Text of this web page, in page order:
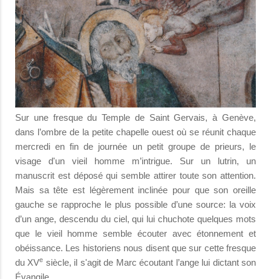
Sur une fresque du Temple de Saint Gervais, à Genève,
dans l’ombre de la petite chapelle ouest où se réunit chaque
mercredi en fin de journée un petit groupe de prieurs, le
visage d'un vieil homme m’intrigue. Sur un lutrin, un
manuscrit est déposé qui semble attirer toute son attention.
Mais sa tête est légèrement inclinée pour que son oreille
gauche se rapproche le plus possible d’une source: la voix
d’un ange, descendu du ciel, qui lui chuchote quelques mots
que le vieil homme semble écouter avec étonnement et
obéissance. Les historiens nous disent que sur cette fresque
du XVe siècle, il s'agit de Marc écoutant l’ange lui dictant son
Évangile.